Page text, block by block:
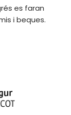
es faran
i beques.